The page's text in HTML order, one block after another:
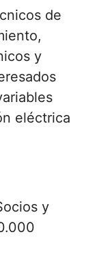
de
y
eléctrica
y